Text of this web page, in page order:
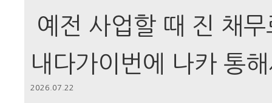
예전 사업할 때 진 채
내다가이번에 나카 통
2026.07.22